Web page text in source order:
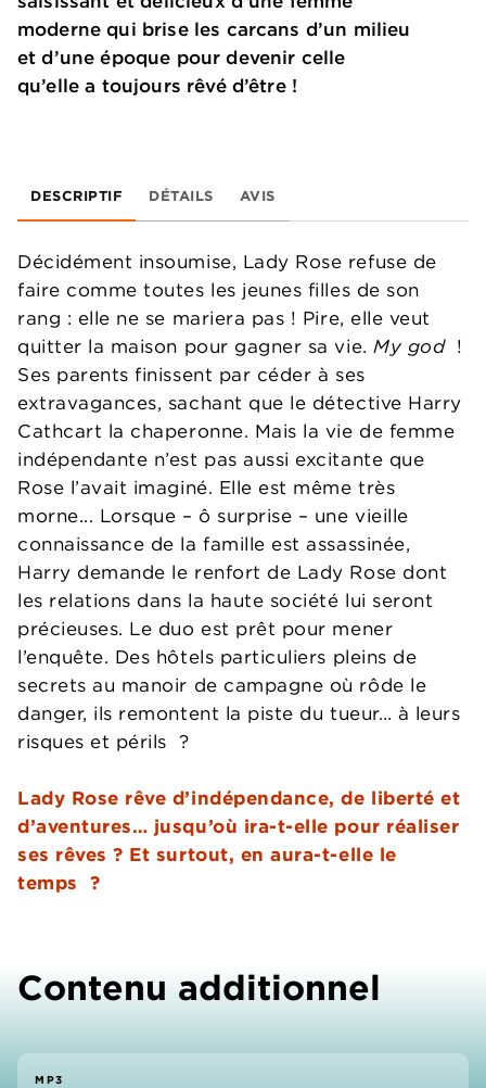
moderne qui brise les carcans d’un milieu
et d’une époque pour devenir celle
qu’elle a toujours rêvé d’être !
DESCRIPTIF DÉTAILS AVIS
Décidément insoumise, Lady Rose refuse de
faire comme toutes les jeunes filles de son
rang : elle ne se mariera pas ! Pire, elle veut
quitter la maison pour gagner sa vie.My god!
Ses parents finissent par céder à ses
extravagances, sachant que le détective Harry
Cathcart la chaperonne. Mais la vie de femme
indépendante n’est pas aussi excitante que
Rose l’avait imaginé. Elle est même très
morne... Lorsque – ô surprise – une vieille
connaissance de la famille est assassinée,
Harry demande le renfort de Lady Rose dont
les relations dans la haute société lui seront
précieuses. Le duo est prêt pour mener
l’enquête. Des hôtels particuliers pleins de
secrets au manoir de campagne où rôde le
danger, ils remontent la piste du tueur… à leurs
risques et périls ?
Lady Rose rêve d’indépendance, de liberté et
d’aventures… jusqu’où ira-t-elle pour réaliser
ses rêves ? Et surtout, en aura-t-elle le
temps ?
Contenu additionnel
MP3